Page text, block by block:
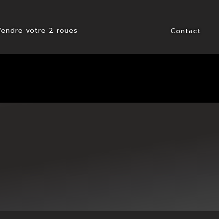
votre 2 roues Contact